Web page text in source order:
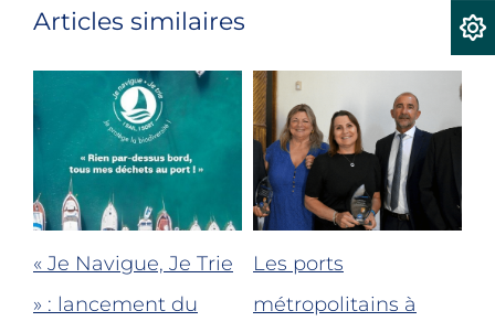
Articles similaires
« Je Navigue, Je Trie
» : lancement du
Les ports
métropolitains à